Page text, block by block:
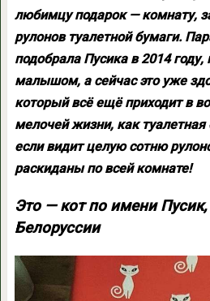
любимцу подарок — комнату,
рулонов туалетной бумаги.
подобрала Пусика в 2014
малышом, а сейчас это уже
который всё ещё приходит в
мелочей жизни, как туалетная
если видит целую сотню
раскиданы по всей комнате!
Это — кот по имени
Белоруссии